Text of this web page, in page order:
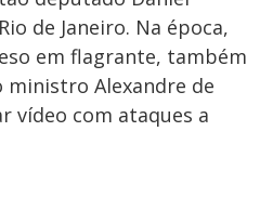
de Janeiro. Na época,
em flagrante, também
Alexandre de
vídeo com ataques a